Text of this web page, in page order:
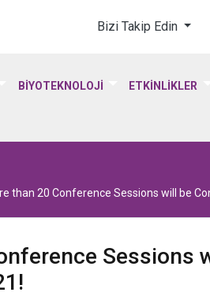
Bizi Takip Edin
BİYOTEKNOLOJİ ETKİNLİKLER
than 20 Conference Sessions will be
Sessions